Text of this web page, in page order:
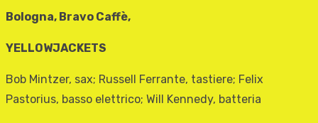
Bologna, Bravo Caffè,
YELLOWJACKETS
Bob Mintzer, sax; Russell Ferrante, tastiere; Felix
Pastorius, basso elettrico; Will Kennedy, batteria